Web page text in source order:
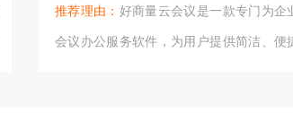
推荐理由： 好商量云会议是一款专门为企
会议办公服务软件，为用户提供简洁、便